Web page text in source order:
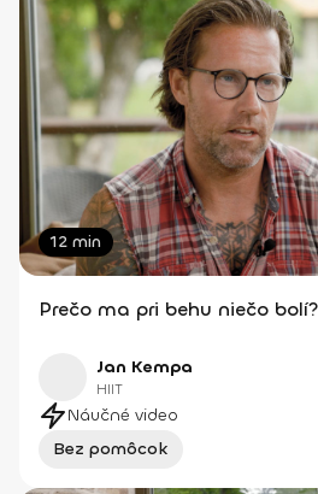
12 min
Prečo ma pri behu niečo bolí?
Jan Kempa
HIIT
Náučné video
Bez pomôcok